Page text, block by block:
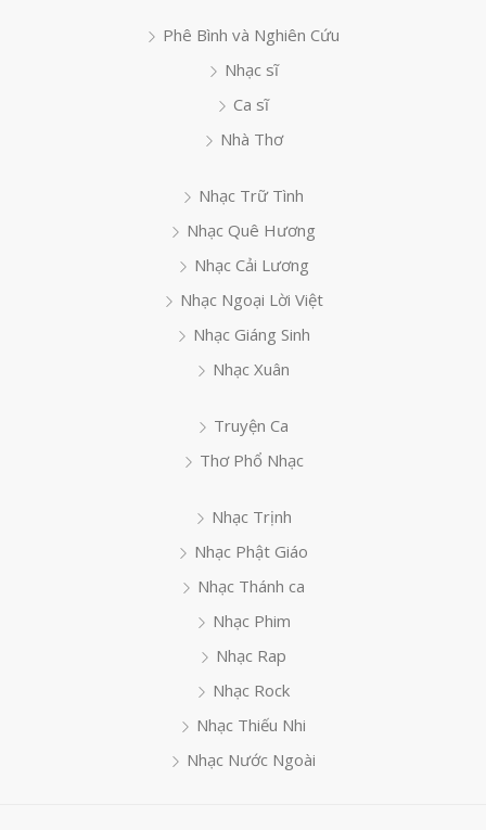
Phê Bình và Nghiên Cứu
Nhạc sĩ
Ca sĩ
Nhà Thơ
Nhạc Trữ Tình
Nhạc Quê Hương
Nhạc Cải Lương
Nhạc Ngoại Lời Việt
Nhạc Giáng Sinh
Nhạc Xuân
Truyện Ca
Thơ Phổ Nhạc
Nhạc Trịnh
Nhạc Phật Giáo
Nhạc Thánh ca
Nhạc Phim
Nhạc Rap
Nhạc Rock
Nhạc Thiếu Nhi
Nhạc Nước Ngoài